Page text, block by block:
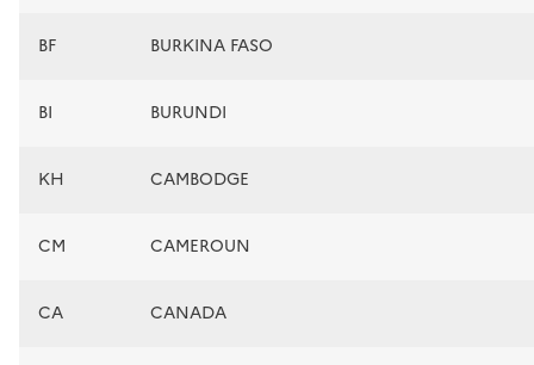
BF BURKINA FASO
BI BURUNDI
KH CAMBODGE
CM CAMEROUN
CA CANADA